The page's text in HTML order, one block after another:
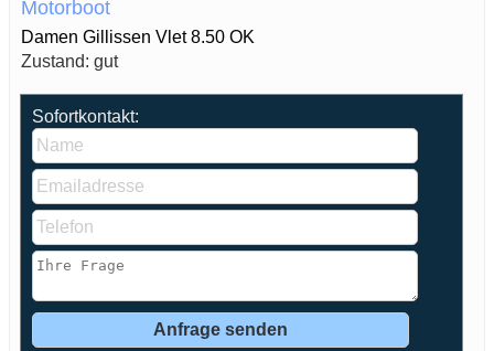
Motorboot
Damen Gillissen Vlet 8.50 OK
Zustand: gut
Sofortkontakt: